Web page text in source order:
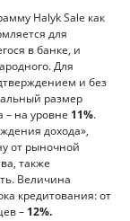
Halyk Sale как
для
в банке, и
Для
и без
размер
– на уровне 11%.
дохода»,
от рыночной
также
Величина
кредитования: от
– 12%.